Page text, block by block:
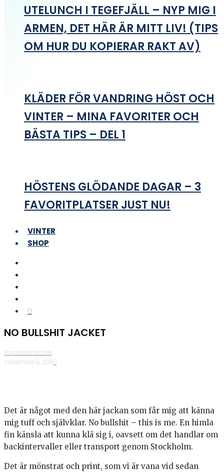
UTELUNCH I TEGEFJÄLL – NYP MIG I
ARMEN, DET HÄR ÄR MITT LIV! (TIPS
OM HUR DU KOPIERAR RAKT AV)
KLÄDER FÖR VANDRING HÖST OCH
VINTER – MINA FAVORITER OCH
BÄSTA TIPS – DEL 1
HÖSTENS GLÖDANDE DAGAR – 3
FAVORITPLATSER JUST NU!
VINTER
SHOP
0
NO BULLSHIT JACKET
inspirationstories
·november 8, 2015·0
Det är något med den här jackan som får mig att känna
mig tuff och självklar. No bullshit – this is me. En himla
fin känsla att kunna klä sig i, oavsett om det handlar om
backintervaller eller transport genom Stockholm.
Det är mönstrat och print, som vi är vana vid sedan